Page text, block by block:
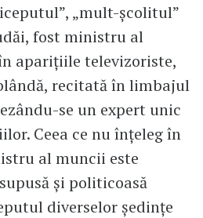
„mult-școlitul”
fost ministru al
aparițiile televizoriste,
recitată în limbajul
se un expert unic
Ceea ce nu înțeleg în
al muncii este
și politicoasă
diverselor ședințe